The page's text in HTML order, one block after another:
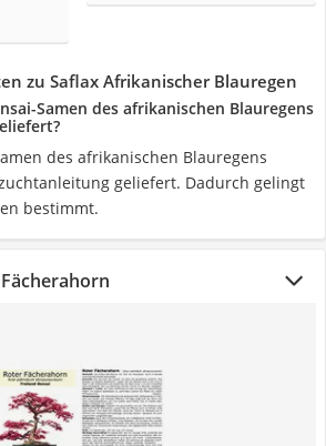
zu Saflax Afrikanischer Blauregen
Samen des afrikanischen Blauregens
des afrikanischen Blauregens
geliefert. Dadurch gelingt
bestimmt.